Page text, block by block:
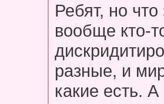
Ребят, но
вообще кто-
разные, и
какие есть.